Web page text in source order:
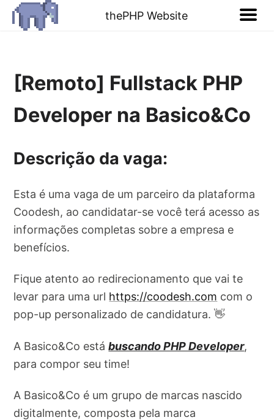
thePHP Website
[Remoto] Fullstack PHP
Developer na Basico&Co
Descrição da vaga:
Esta é uma vaga de um parceiro da plataforma
Coodesh, ao candidatar-se você terá acesso as
informações completas sobre a empresa e
benefícios.
Fique atento ao redirecionamento que vai te
levar para uma url https://coodesh.com com o
pop-up personalizado de candidatura. 👋
A Basico&Co estábuscando PHP Developer,
para compor seu time!
A Basico&Co é um grupo de marcas nascido
digitalmente, composta pela marca